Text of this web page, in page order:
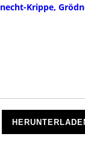
Krippe,